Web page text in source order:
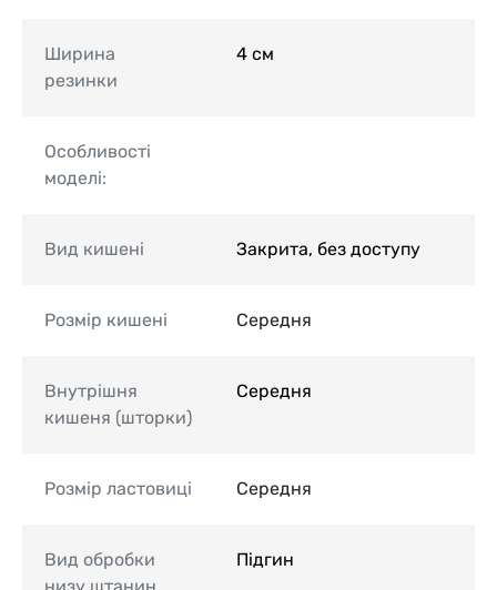
Ширина
резинки
4 см
Особливості
моделі:
Вид кишені Закрита, без доступу
Розмір кишені Середня
Внутрішня
кишеня (шторки)
Середня
Розмір ластовиці Середня
Вид обробки
Підгин